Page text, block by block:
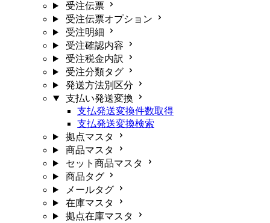
受注伝票
受注伝票オプション
受注明細
受注確認内容
受注税金内訳
受注分類タグ
発送方法別区分
支払い発送変換
支払発送変換件数取得
支払発送変換検索
拠点マスタ
商品マスタ
セット商品マスタ
商品タグ
メールタグ
在庫マスタ
拠点在庫マスタ